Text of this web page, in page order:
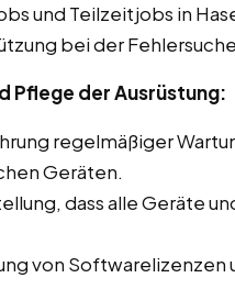
und Teilzeitjobs in
bei der
Pflege der Ausrüstung:
regelmäßiger
Geräten.
dass alle Geräte
von Softwarelizenzen